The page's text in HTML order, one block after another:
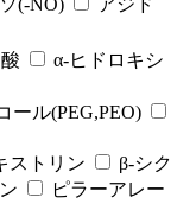
(-NO)
アジド
α-ヒドロキシ
ール(PEG,PEO)
ストリン
β-シク
ピラーアレー